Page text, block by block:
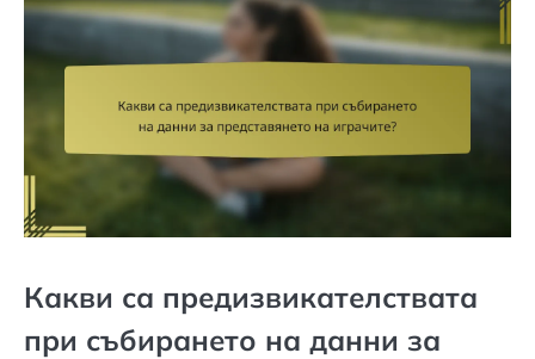
Какви са предизвикателствата
при събирането на данни за